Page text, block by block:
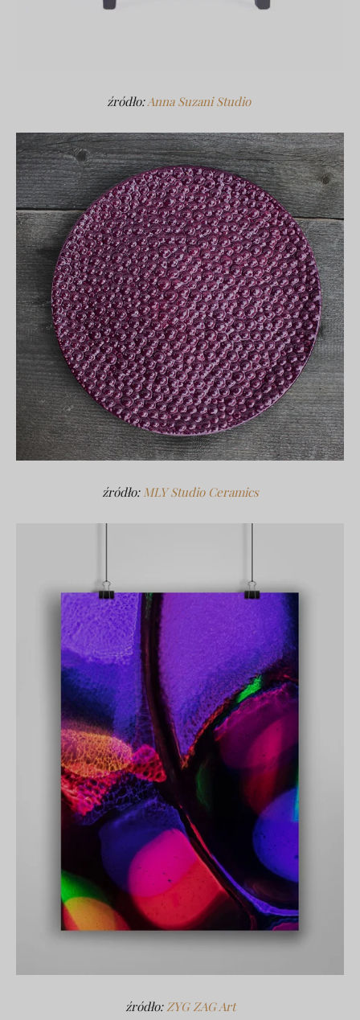
źródło:Anna Suzani Studio
źródło: MLY Studio Ceramics
źródło: ZYG ZAG Art